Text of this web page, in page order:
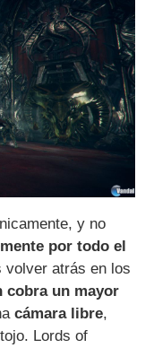
y no
por todo el
volver atrás en los
cobra un mayor
cámara libre,
Lords of